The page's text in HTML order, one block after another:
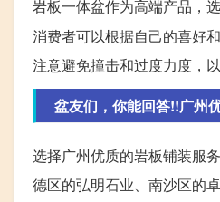
岩板一体盆作为高端产品，
消费者可以根据自己的喜好
注意避免撞击和过度力度，以
盆友们，你能回答!!广州
选择广州优质的岩板铺装服
德区的弘明石业、南沙区的